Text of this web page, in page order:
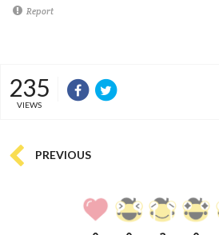
Report
235
VIEWS
PREVIOUS